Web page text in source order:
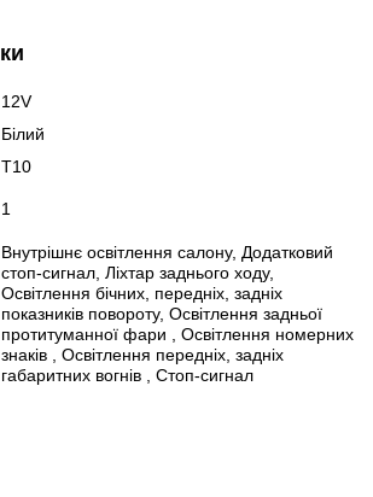
12V
Білий
T10
1
Внутрішнє освітлення салону, Додатковий
стоп-сигнал, Ліхтар заднього ходу,
Освітлення бічних, передніх, задніх
показників повороту, Освітлення задньої
протитуманної фари , Освітлення номерних
знаків , Освітлення передніх, задніх
габаритних вогнів , Стоп-сигнал